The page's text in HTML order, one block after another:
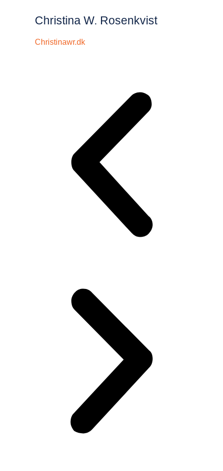
Christina W. Rosenkvist
Christinawr.dk